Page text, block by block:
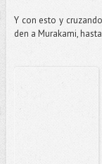
Y con esto y
den a Murakami,